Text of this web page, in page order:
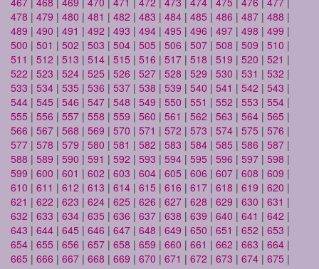
478 | 479 | 480 | 481 | 482 | 483 | 484 | 485 | 486 | 487 | 488 |
489 | 490 | 491 | 492 | 493 | 494 | 495 | 496 | 497 | 498 | 499 |
500 | 501 | 502 | 503 | 504 | 505 | 506 | 507 | 508 | 509 | 510 |
511 | 512 | 513 | 514 | 515 | 516 | 517 | 518 | 519 | 520 | 521 |
522 | 523 | 524 | 525 | 526 | 527 | 528 | 529 | 530 | 531 | 532 |
533 | 534 | 535 | 536 | 537 | 538 | 539 | 540 | 541 | 542 | 543 |
544 | 545 | 546 | 547 | 548 | 549 | 550 | 551 | 552 | 553 | 554 |
555 | 556 | 557 | 558 | 559 | 560 | 561 | 562 | 563 | 564 | 565 |
566 | 567 | 568 | 569 | 570 | 571 | 572 | 573 | 574 | 575 | 576 |
577 | 578 | 579 | 580 | 581 | 582 | 583 | 584 | 585 | 586 | 587 |
588 | 589 | 590 | 591 | 592 | 593 | 594 | 595 | 596 | 597 | 598 |
599 | 600 | 601 | 602 | 603 | 604 | 605 | 606 | 607 | 608 | 609 |
610 | 611 | 612 | 613 | 614 | 615 | 616 | 617 | 618 | 619 | 620 |
621 | 622 | 623 | 624 | 625 | 626 | 627 | 628 | 629 | 630 | 631 |
632 | 633 | 634 | 635 | 636 | 637 | 638 | 639 | 640 | 641 | 642 |
643 | 644 | 645 | 646 | 647 | 648 | 649 | 650 | 651 | 652 | 653 |
654 | 655 | 656 | 657 | 658 | 659 | 660 | 661 | 662 | 663 | 664 |
665 | 666 | 667 | 668 | 669 | 670 | 671 | 672 | 673 | 674 | 675 |